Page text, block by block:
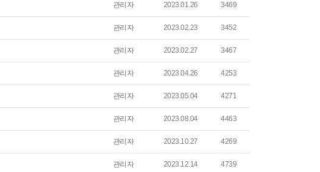
관리자 2023.01.26 3469
관리자 2023.02.23 3452
관리자 2023.02.27 3467
관리자 2023.04.26 4253
관리자 2023.05.04 4271
관리자 2023.08.04 4463
관리자 2023.10.27 4269
관리자 2023.12.14 4739